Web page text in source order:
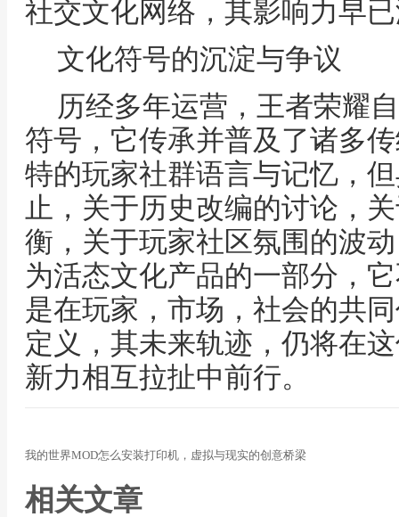
社交文化网络，其影响力早
文化符号的沉淀与争议
历经多年运营，王者荣耀
符号，它传承并普及了诸多
特的玩家社群语言与记忆，
止，关于历史改编的讨论，
衡，关于玩家社区氛围的波
为活态文化产品的一部分，
是在玩家，市场，社会的共
定义，其未来轨迹，仍将在
新力相互拉扯中前行。
我的世界MOD怎么安装打印机，虚拟与现实的创意桥梁
相关文章